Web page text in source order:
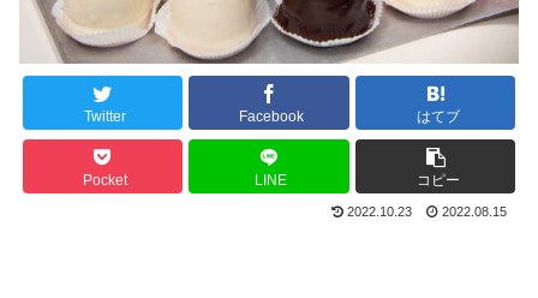
Twitter Facebook はてブ
Pocket LINE コピー
2022.10.23 2022.08.15